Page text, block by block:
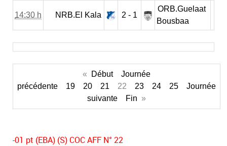
14:30 h NRB.El Kala 2 - 1
ORB.Guelaat
Bousbaa
« Début
Journée
précédente
19 20 21 22 23 24 25
Journée
suivante
Fin »
-01 pt (EBA) (S) COC AFF N° 22